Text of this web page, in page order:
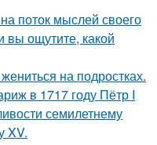
поток мыслей своего
вы ощутите, какой
на подростках.
в 1717 году Пётр I
семилетнему
XV.